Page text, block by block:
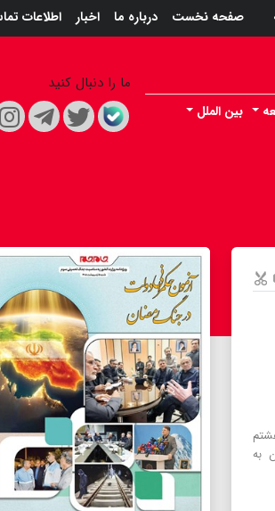
صفحه نخست درباره ما اخبار اطلاعات
بین الملل
ما را دنبال کنید
به